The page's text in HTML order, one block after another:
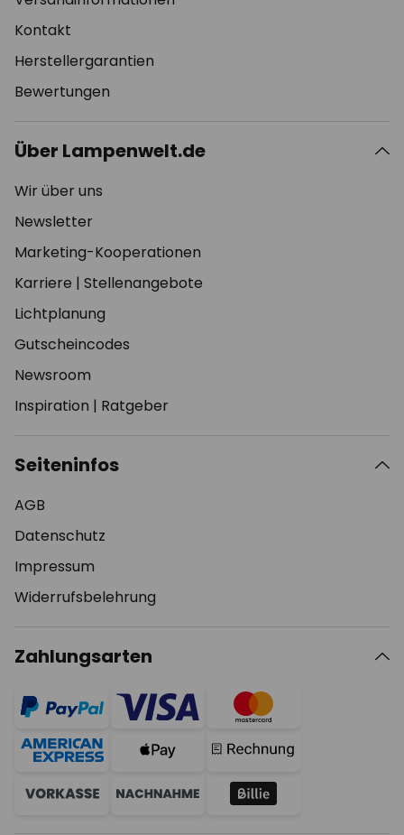
Kontakt
Herstellergarantien
Bewertungen
Über Lampenwelt.de
Wir über uns
Newsletter
Marketing-Kooperationen
Karriere | Stellenangebote
Lichtplanung
Gutscheincodes
Newsroom
Inspiration | Ratgeber
Seiteninfos
AGB
Datenschutz
Impressum
Widerrufsbelehrung
Zahlungsarten